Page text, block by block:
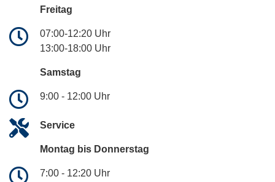
Freitag
07:00-12:20 Uhr
13:00-18:00 Uhr
Samstag
9:00 - 12:00 Uhr
Service
Montag bis Donnerstag
7:00 - 12:20 Uhr